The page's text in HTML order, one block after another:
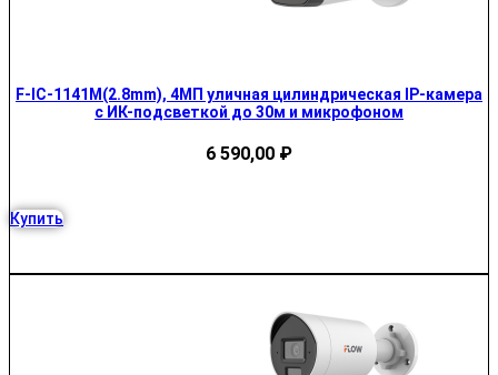
F-IC-1141M(2.8mm), 4МП уличная цилиндрическая IP-камера
с ИК-подсветкой до 30м и микрофоном
6 590,00 ₽
Купить